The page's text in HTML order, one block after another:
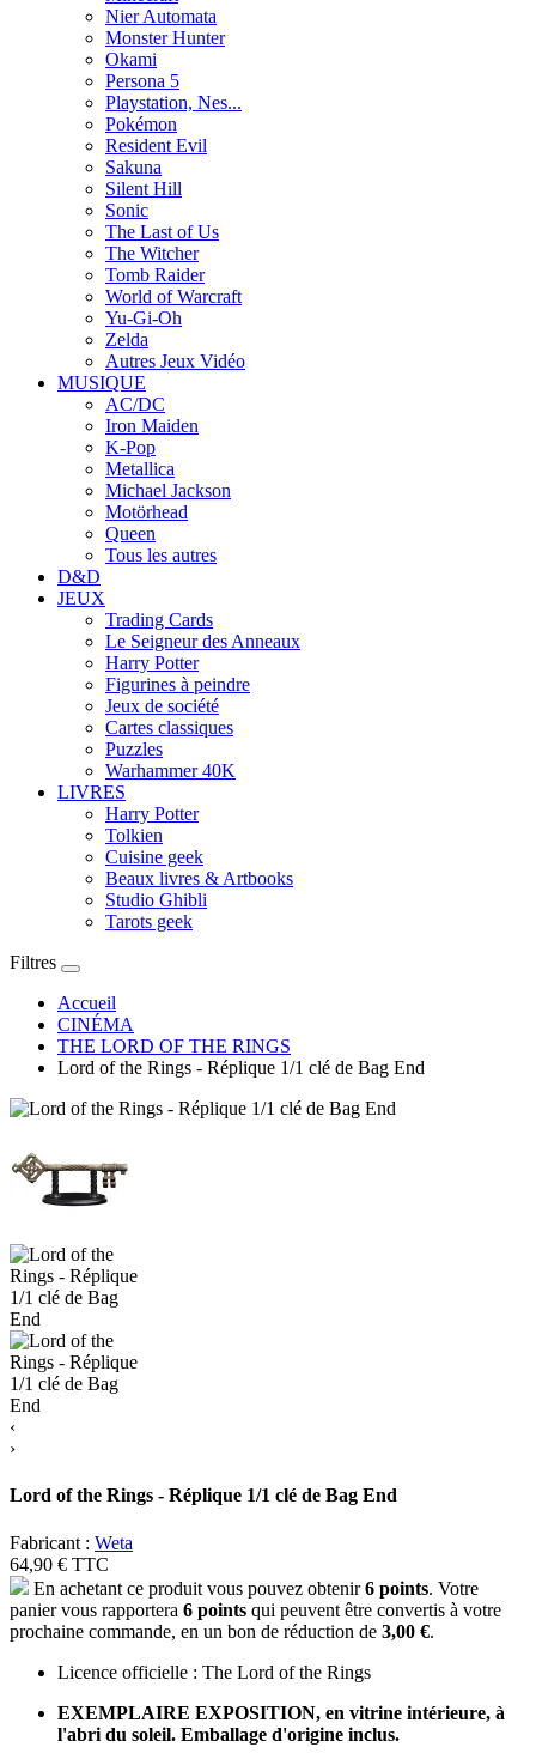
Nier Automata
Monster Hunter
Okami
Persona 5
Playstation, Nes...
Pokémon
Resident Evil
Sakuna
Silent Hill
Sonic
The Last of Us
The Witcher
Tomb Raider
World of Warcraft
Yu-Gi-Oh
Zelda
Autres Jeux Vidéo
MUSIQUE
AC/DC
Iron Maiden
K-Pop
Metallica
Michael Jackson
Motörhead
Queen
Tous les autres
D&D
JEUX
Trading Cards
Le Seigneur des Anneaux
Harry Potter
Figurines à peindre
Jeux de société
Cartes classiques
Puzzles
Warhammer 40K
LIVRES
Harry Potter
Tolkien
Cuisine geek
Beaux livres & Artbooks
Studio Ghibli
Tarots geek
Filtres
Accueil
CINÉMA
THE LORD OF THE RINGS
Lord of the Rings - Réplique 1/1 clé de Bag End
‹
›
Lord of the Rings - Réplique 1/1 clé de Bag End
Fabricant : Weta
64,90 € TTC
En achetant ce produit vous pouvez obtenir6 points. Votre
panier vous rapportera 6 points qui peuvent être convertis à votre
prochaine commande, en un bon de réduction de 3,00 €.
Licence officielle : The Lord of the Rings
EXEMPLAIRE EXPOSITION, en vitrine intérieure, à
l'abri du soleil. Emballage d'origine inclus.